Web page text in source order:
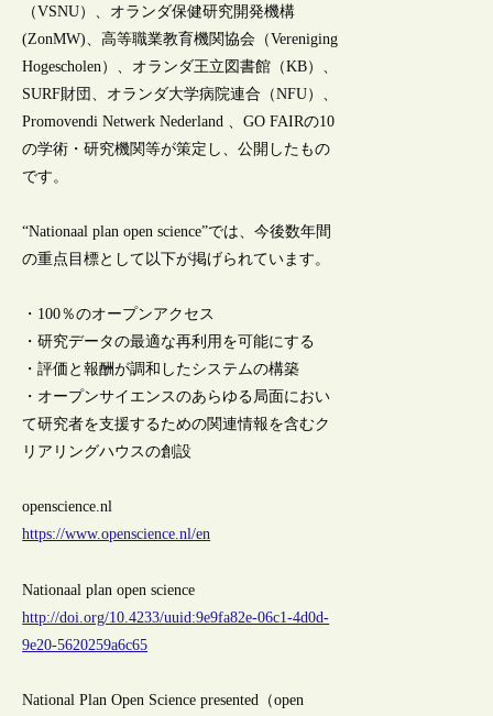
（VSNU）、オランダ保健研究開発機構
(ZonMW)、高等職業教育機関協会（Vereniging
Hogescholen）、オランダ王立図書館（KB）、
SURF財団、オランダ大学病院連合（NFU）、
Promovendi Netwerk Nederland 、GO FAIRの10
の学術・研究機関等が策定し、公開したもの
です。
“Nationaal plan open science”では、今後数年間
の重点目標として以下が掲げられています。
・100％のオープンアクセス
・研究データの最適な再利用を可能にする
・評価と報酬が調和したシステムの構築
・オープンサイエンスのあらゆる局面におい
て研究者を支援するための関連情報を含むク
リアリングハウスの創設
openscience.nl
https://www.openscience.nl/en
Nationaal plan open science
http://doi.org/10.4233/uuid:9e9fa82e-06c1-4d0d-
9e20-5620259a6c65
National Plan Open Science presented（open